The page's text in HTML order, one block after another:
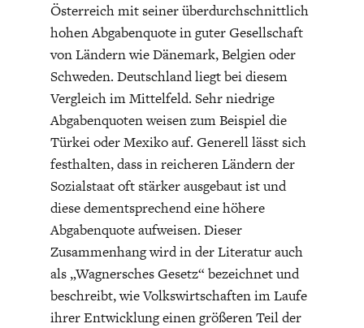
UNGLEICHHEIT UND
MACHT
FACHKRÄFTEMANGEL
EUROPA
FINANZMÄRKTE
Österreich mit seiner überdurchschnittlich
hohen Abgabenquote in guter Gesellschaft
von Ländern wie Dänemark, Belgien oder
Schweden. Deutschland liegt bei diesem
Vergleich im Mittelfeld. Sehr niedrige
Abgabenquoten weisen zum Beispiel die
Türkei oder Mexiko auf. Generell lässt sich
festhalten, dass in reicheren Ländern der
Sozialstaat oft stärker ausgebaut ist und
diese dementsprechend eine höhere
Abgabenquote aufweisen. Dieser
Zusammenhang wird in der Literatur auch
als „Wagnersches Gesetz“ bezeichnet und
beschreibt, wie Volkswirtschaften im Laufe
ihrer Entwicklung einen größeren Teil der